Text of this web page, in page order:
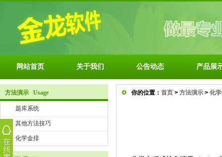
网站首页 关于我们 公告动态 产品展
方法演示 Usage
题库系统
其他方法技巧
化学金排
你的位置： 首页 > 方法演示 > 化